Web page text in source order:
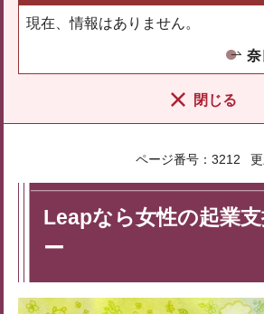
現在、情報はありません。
奈
閉じる
ページ番号：3212
Leapなら女性の起業
ー